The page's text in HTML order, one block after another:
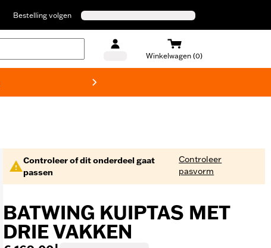
Bestelling volgen
Winkelwagen (0)
Controleer of dit onderdeel gaat
passen
Controleer
pasvorm
BATWING KUIPTAS MET
DRIE VAKKEN